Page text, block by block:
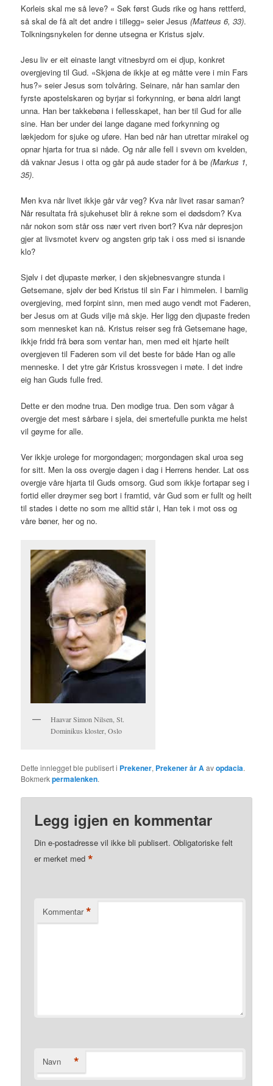
Korleis skal me så leve? « Søk først Guds rike og hans rettferd,
så skal de få alt det andre i tillegg» seier Jesus (Matteus 6, 33).
Tolkningsnykelen for denne utsegna er Kristus sjølv.
Jesu liv er eit einaste langt vitnesbyrd om ei djup, konkret
overgjeving til Gud. «Skjøna de ikkje at eg måtte vere i min Fars
hus?» seier Jesus som tolvåring. Seinare, når han samlar den
fyrste apostelskaren og byrjar si forkynning, er bøna aldri langt
unna. Han ber takkebøna i fellesskapet, han ber til Gud for alle
sine. Han ber under dei lange dagane med forkynning og
lækjedom for sjuke og uføre. Han bed når han utrettar mirakel og
opnar hjarta for trua si nåde. Og når alle fell i svevn om kvelden,
då vaknar Jesus i otta og går på aude stader for å be(Markus 1,
35).
Men kva når livet ikkje går vår veg? Kva når livet rasar saman?
Når resultata frå sjukehuset blir å rekne som ei dødsdom? Kva
når nokon som står oss nær vert riven bort? Kva når depresjon
gjer at livsmotet kverv og angsten grip tak i oss med si isnande
klo?
Sjølv i det djupaste mørker, i den skjebnesvangre stunda i
Getsemane, sjølv der bed Kristus til sin Far i himmelen. I barnlig
overgjeving, med forpint sinn, men med augo vendt mot Faderen,
ber Jesus om at Guds vilje må skje. Her ligg den djupaste freden
som mennesket kan nå. Kristus reiser seg frå Getsemane hage,
ikkje fridd frå børa som ventar han, men med eit hjarte heilt
overgjeven til Faderen som vil det beste for både Han og alle
menneske. I det ytre går Kristus krossvegen i møte. I det indre
eig han Guds fulle fred.
Dette er den modne trua. Den modige trua. Den som vågar å
overgje det mest sårbare i sjela, dei smertefulle punkta me helst
vil gøyme for alle.
Ver ikkje urolege for morgondagen; morgondagen skal uroa seg
for sitt. Men la oss overgje dagen i dag i Herrens hender. Lat oss
overgje våre hjarta til Guds omsorg. Gud som ikkje fortapar seg i
fortid eller drøymer seg bort i framtid, vår Gud som er fullt og heilt
til stades i dette no som me alltid står i, Han tek i mot oss og
våre bøner, her og no.
Haavar Simon Nilsen, St.
Dominikus kloster, Oslo
Dette innlegget ble publisert i Prekener, Prekener år Aavopdacia.
Bokmerkpermalenken.
Legg igjen en kommentar
Din e-postadresse vil ikke bli publisert. Obligatoriske felt
er merket med*
Kommentar *
Navn *